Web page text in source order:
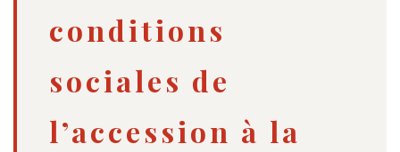
conditions
sociales de
l’accession à la